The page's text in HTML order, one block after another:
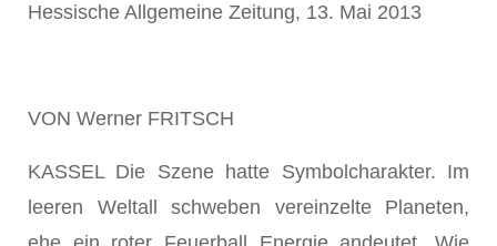
Hessische Allgemeine Zeitung, 13. Mai 2013
VON Werner FRITSCH
KASSEL Die Szene hatte Symbolcharakter. Im
leeren Weltall schweben vereinzelte Planeten,